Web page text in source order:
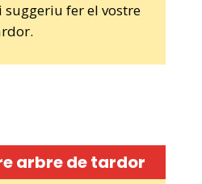
suggeriu fer el vostre
arbre de tardor